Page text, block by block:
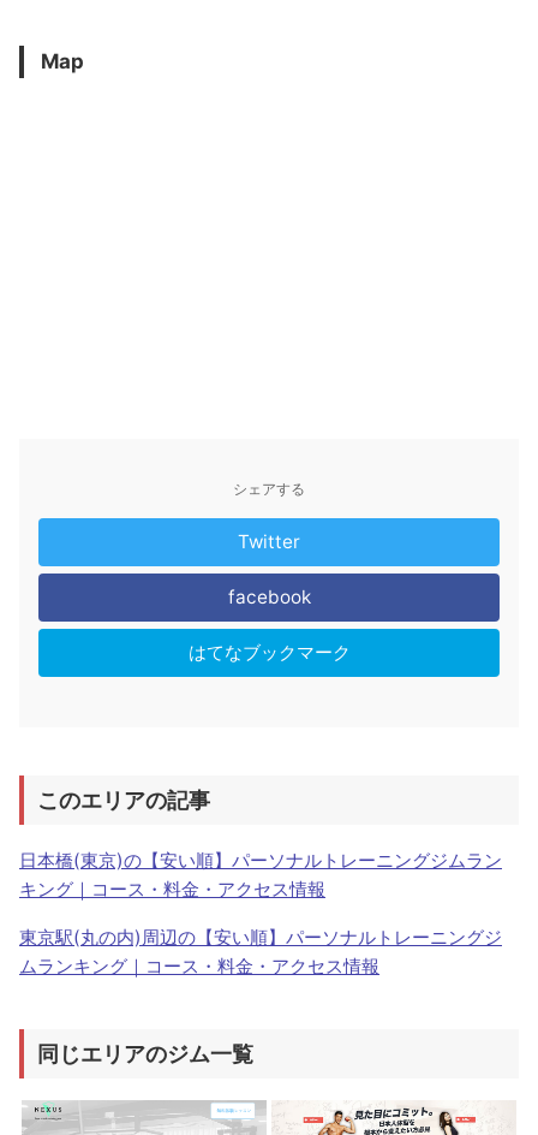
Map
シェアする
Twitter
facebook
はてなブックマーク
このエリアの記事
日本橋(東京)の【安い順】パーソナルトレーニングジムラン
キング｜コース・料金・アクセス情報
東京駅(丸の内)周辺の【安い順】パーソナルトレーニングジ
ムランキング｜コース・料金・アクセス情報
同じエリアのジム一覧